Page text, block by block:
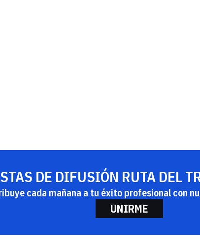
DE DIFUSIÓN RUTA DEL
cada mañana a tu éxito profesional con
UNIRME